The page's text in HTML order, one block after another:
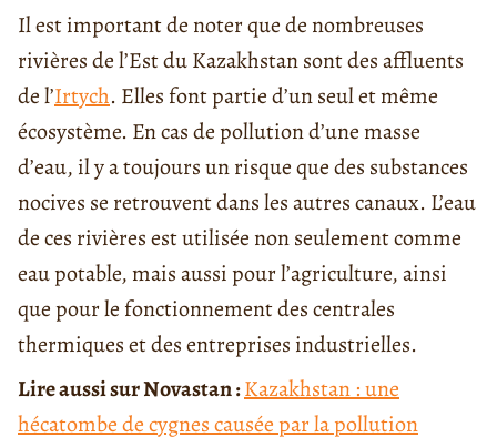
Il est important de noter que de nombreuses
rivières de l’Est du Kazakhstan sont des affluents
de l’Irtych. Elles font partie d’un seul et même
écosystème. En cas de pollution d’une masse
d’eau, il y a toujours un risque que des substances
nocives se retrouvent dans les autres canaux. L’eau
de ces rivières est utilisée non seulement comme
eau potable, mais aussi pour l’agriculture, ainsi
que pour le fonctionnement des centrales
thermiques et des entreprises industrielles.
Lire aussi sur Novastan :Kazakhstan : une
hécatombe de cygnes causée par la pollution